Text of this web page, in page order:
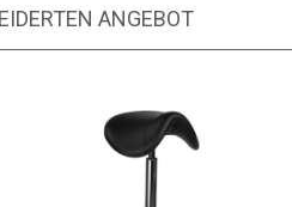
ANGEBOT